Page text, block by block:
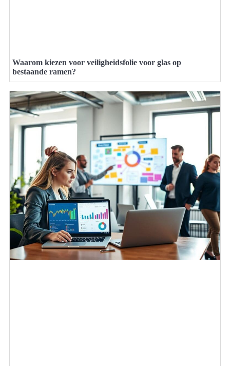
Waarom kiezen voor veiligheidsfolie voor glas op
bestaande ramen?